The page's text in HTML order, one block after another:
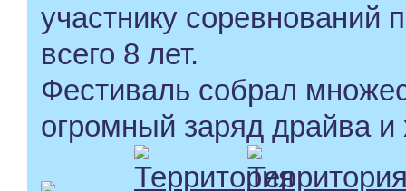
участнику соревнований
всего 8 лет.
Фестиваль собрал
огромный заряд драйва